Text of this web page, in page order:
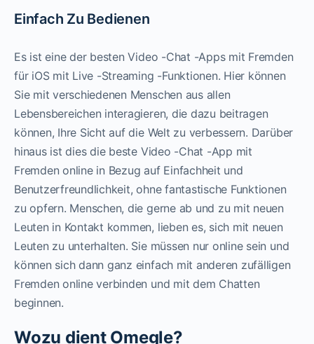
Einfach Zu Bedienen
Es ist eine der besten Video -Chat -Apps mit Fremden
für iOS mit Live -Streaming -Funktionen. Hier können
Sie mit verschiedenen Menschen aus allen
Lebensbereichen interagieren, die dazu beitragen
können, Ihre Sicht auf die Welt zu verbessern. Darüber
hinaus ist dies die beste Video -Chat -App mit
Fremden online in Bezug auf Einfachheit und
Benutzerfreundlichkeit, ohne fantastische Funktionen
zu opfern. Menschen, die gerne ab und zu mit neuen
Leuten in Kontakt kommen, lieben es, sich mit neuen
Leuten zu unterhalten. Sie müssen nur online sein und
können sich dann ganz einfach mit anderen zufälligen
Fremden online verbinden und mit dem Chatten
beginnen.
Wozu dient Omegle?